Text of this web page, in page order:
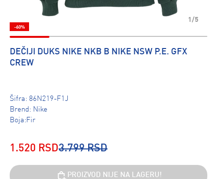
1/5
-60%
DEČIJI DUKS NIKE NKB B NIKE NSW P.E. GFX
CREW
Šifra: 86N219-F1J
Brend: Nike
Boja:Fir
1.520 RSD3.799 RSD
PROIZVOD NIJE NA LAGERU!